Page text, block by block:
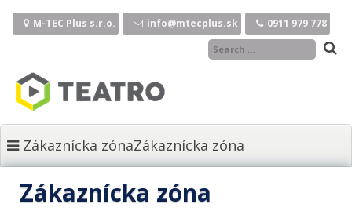
Preskočiť
na
M-TEC Plus s.r.o. info@mtecplus.sk 0911 979 778
Zákaznícka zónaZákaznícka zóna
Zákaznícka zóna